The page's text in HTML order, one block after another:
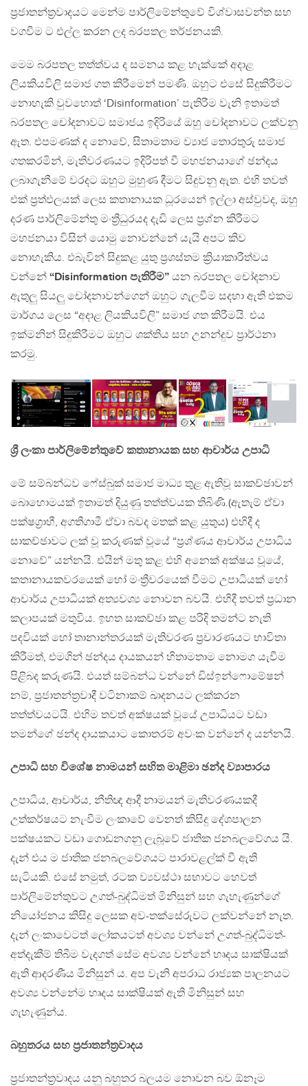
ප්‍රජාතන්ත්‍රවාදයට මෙන්ම පාර්ලිමේන්තුවේ විශ්වාසවන්ත සහ
වගවීම ට එල්ල කරන ලද බරපතල තර්ජනයකි.
මෙම බරපතල තත්ත්වය ද සමනය කළ හැක්කේ අදාළ
ලියකියවිලි සමාජ ගත කිරීමෙන් පමණි. ඔහුට එසේ සිදුකිරීමට
නොහැකි වුවහොත් ‘Disinformation’ පැතිරීම වැනි ඉතාමත්
බරපතල චෝදනාවට සමාජය ඉදිරියේ ඔහු චෝදනාවට ලක්වනු
ඇත. එපමණක් ද නොවේ, සිතාමතාම ව්‍යාජ තොරතුරු සමාජ
ගතකරමින්, මැතිවරණයට ඉදිරිපත් වී මහජනයාගේ ඡන්දය
ලබාගැනීමේ වරදට ඔහුට මුහුණ දීමට සිදුවනු ඇත. එහි තවත්
එක් ප්‍රත්ඵලයක් ලෙස කතානායක ධූරයෙන් ඉල්ලා අස්වුවද, ඔහු
දරණ පාර්ලිමේන්තු මංත්‍රීධුරයද දැඩි ලෙස ප්‍රශ්න කිරීමට
මහජනයා විසින් යොමු නොවන්නේ යැයි අපට කිව
නොහැකිය. එබැවින් සිදුකළ යුතු ප්‍රශස්තම ක්‍රියාකාරීත්වය
වන්නේ “Disinformation පැතිරීම” යන බරපතල චෝදනාව
ඇතුලු සියලු චෝදනාවන්ගෙන් ඔහුට ගැලවීම සදහා ඇති එකම
මාර්ගය ලෙස “අදාළ ලියකියවිලි” සමාජ ගත කිරීමයි. එය
ඉක්මනින් සිදුකිරීමට ඔහුට ශක්තිය සහ උනන්දුව ප්‍රාර්ථනා
කරමු.
ශ්‍රී ලංකා පාර්ලිමේන්තුවේ කතානායක සහ ආචාර්ය උපාධි
මේ සම්බන්ධව ෆේස්බුක් සමාජ මාධ්‍ය තුළ ඇතිවූ සාකච්ඡාවන්
බොහොමයක් ඉතාමත් දියුණු තත්ත්වයක තිබිණි.(ඇතැම් ඒවා
පක්ෂග්‍රාහී, අගතිගාමී ඒවා බවද මතක් කළ යුතුය) එහිදී ද
සාකච්ඡාවට ලක් වූ කරුණක් වූයේ “ප්‍රශ්ණය ආචාර්ය උපාධිය
නොවේ” යන්නයි. එයින් මතු කළ එහි අනෙක් අක්ෂය වූයේ,
කතානායකවරයෙක් හෝ මංත්‍රීවරයෙක් වීමට උපාධියක් හෝ
ආචාර්ය උපාධියක් අත්‍යවශ්‍ය නොවන බවයි. එහිදී තවත් ප්‍රධාන
කලාපයක් මතුවිය. ඉහත සාකච්ඡා කළ පරිදි තමන්ට නැති
පදවියක් හෝ තානාන්තරයක් මැතිවරණ ප්‍රචාරණයට භාවිතා
කිරීමත්, එමගින් ඡන්දය දායකයන් හිතාමතාම නොමග යැවීම
පිළිබද කරුණයි. එයත් සම්බන්ධ වන්නේ ඩිස්ඉන්ෆොමේෂන්
නම්, ප්‍රජාතන්ත්‍රවාදී වටිනාකම් ඛාදනයට ලක්කරන
තත්ත්වයටයි. එහිම තවත් අක්ෂයක් වූයේ උපාධියට වඩා
තමන්ගේ ඡන්ද දායකයාට කොතරම් අවංක වන්නේ ද යන්නයි.
උපාධි සහ විශේෂ නාමයන් සහිත මාළිමා ඡන්ද ව්‍යාපාරය
උපාධිය, ආචාර්ය, නීතිඥ ආදී නාමයන් මැතිවරණයකදී
උත්කර්ෂයට නැංවීම ලංකාවේ වෙනත් කිසිදු දේශපාලන
පක්ෂයකට වඩා ගොඩනගනු ලැබූවේ ජාතික ජනබලවේගය යි.
දැන් එය ම ජාතික ජනබලවේගයට පාරාවළල්ක් වී ඇති
සැටියකි. එසේ නමුත්, රටක ව්‍යවස්ථා සභාවට හෙවත්
පාර්ලිමේන්තුවට උගත්-බුද්ධිමත් මිනිසුන් සහ ගැහැණුන්ගේ
නියෝජනය කිසිදු ලෙසක අව-තක්සේරුවට ලක්වන්නේ නැත.
දැන් ලංකාවෙටත් ලෝකයටත් අවශ්‍ය වන්නේ උගත්-බුද්ධිමත්-
අත්දැකීම් තිබීම වැදගත් සේම අවශ්‍ය වන්නේ හෘදය සාක්ෂියක්
ඇති ආදරණීය මිනිසුන් ය. අප වැනි අපරාධ රාජ්‍යක පාලනයට
අවශ්‍ය වන්නේම හෘදය සාක්ෂියක් ඇති මිනිසුන් සහ
ගැහැණුන්ය.
බහුතරය සහ ප්‍රජාතන්ත්‍රවාදය
ප්‍රජාතන්ත්‍රවාදය යනු බහුතර බලයම නොවන බව ඕනෑම